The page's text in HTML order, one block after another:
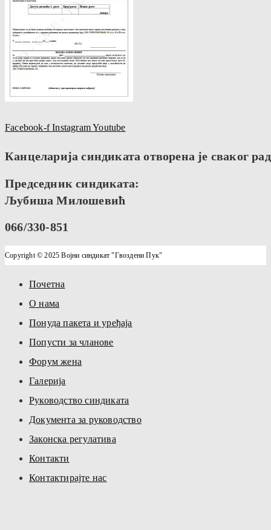
Facebook-f InstagramYoutube
Канцеларија синдиката отворена је сваког
Председник синдиката:
Љубиша Милошевић
066/330-851
Copyright © 2025 Војни синдикат "Гвоздени Пук"
Почетна
О нама
Понуда пакета и уређаја
Попусти за чланове
Форум жена
Галерија
Руководство синдиката
Документа за руководство
Законска регулатива
Контакти
Контактирајте нас